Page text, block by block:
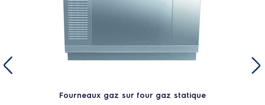
Fourneaux gaz sur four gaz statique